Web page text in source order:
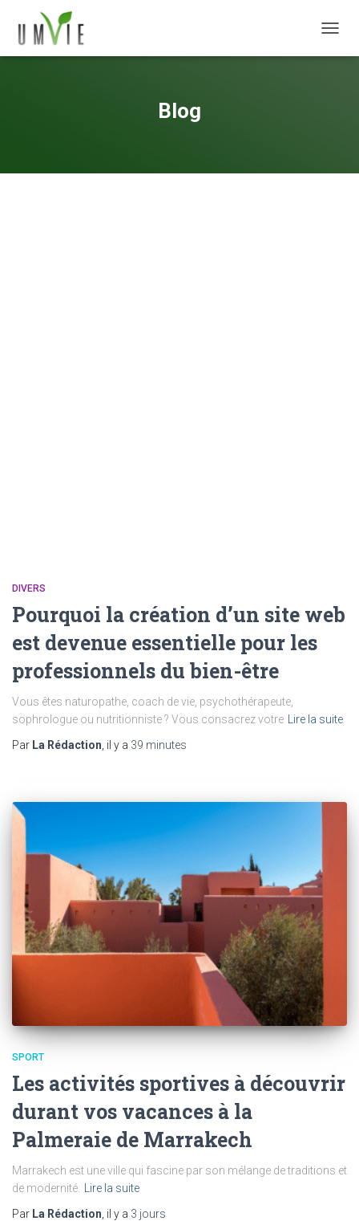
Blog
DIVERS
Pourquoi la création d’un site web
est devenue essentielle pour les
professionnels du bien-être
Vous êtes naturopathe, coach de vie, psychothérapeute,
sophrologue ou nutritionniste ? Vous consacrez votre
Lire la suite
Par La Rédaction , il y a 39 minutes
SPORT
Les activités sportives à découvrir
durant vos vacances à la
Palmeraie de Marrakech
Marrakech est une ville qui fascine par son mélange de traditions et
de modernité.
Lire la suite
Par La Rédaction , il y a 3 jours